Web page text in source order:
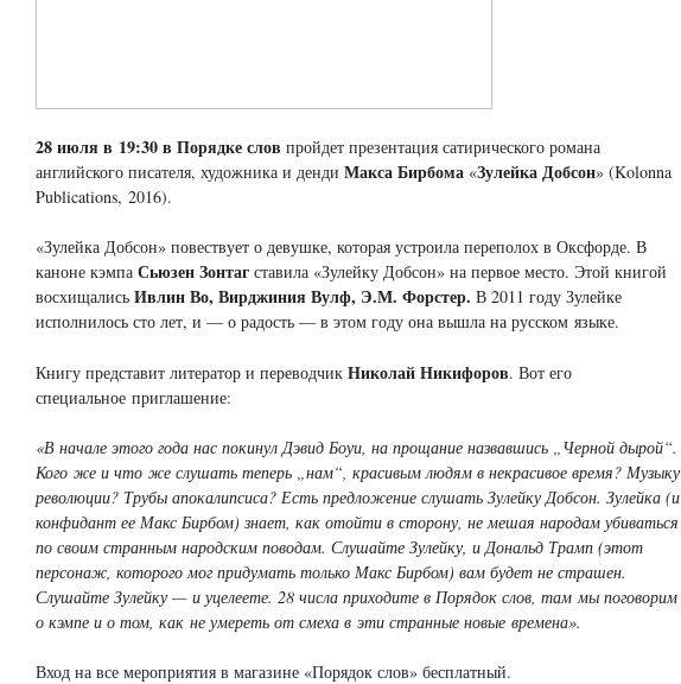
28 июля в 19:30 в Порядке слов пройдет презентация сатирического романа
английского писателя, художника и денди Макса Бирбома «Зулейка Добсон» (Kolonna
Publications, 2016).
«Зулейка Добсон» повествует о девушке, которая устроила переполох в Оксфорде. В
каноне кэмпа Сьюзен Зонтаг ставила «Зулейку Добсон» на первое место. Этой книгой
восхищались Ивлин Во, Вирджиния Вулф, Э.М. Форстер. В 2011 году Зулейке
исполнилось сто лет, и — о радость — в этом году она вышла на русском языке.
Книгу представит литератор и переводчик Николай Никифоров. Вот его
специальное приглашение:
«В начале этого года нас покинул Дэвид Боуи, на прощание назвавшись „Черной дырой“.
Кого же и что же слушать теперь „нам“, красивым людям в некрасивое время? Музыку
революции? Трубы апокалипсиса? Есть предложение слушать Зулейку Добсон. Зулейка (и
конфидант ее Макс Бирбом) знает, как отойти в сторону, не мешая народам убиваться
по своим странным народским поводам. Слушайте Зулейку, и Дональд Трамп (этот
персонаж, которого мог придумать только Макс Бирбом) вам будет не страшен.
Слушайте Зулейку — и уцелеете. 28 числа приходите в Порядок слов, там мы поговорим
о кэмпе и о том, как не умереть от смеха в эти странные новые времена».
Вход на все мероприятия в магазине «Порядок слов» бесплатный.